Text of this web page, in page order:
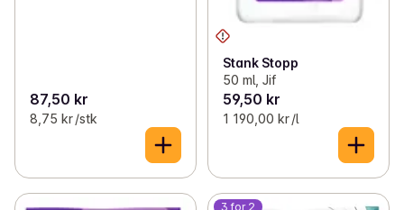
87,50 kr
8,75 kr /stk
Stank Stopp
50 ml, Jif
59,50 kr
1 190,00 kr /l
3 for 2